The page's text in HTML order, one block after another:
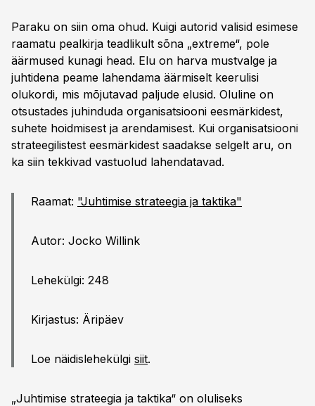
Paraku on siin oma ohud. Kuigi autorid valisid esimese
raamatu pealkirja teadlikult sõna „extreme“, pole
äärmused kunagi head. Elu on harva mustvalge ja
juhtidena peame lahendama äärmiselt keerulisi
olukordi, mis mõjutavad paljude elusid. Oluline on
otsustades juhinduda organisatsiooni eesmärkidest,
suhete hoidmisest ja arendamisest. Kui organisatsiooni
strateegilistest eesmärkidest saadakse selgelt aru, on
ka siin tekkivad vastuolud lahendatavad.
Raamat: "Juhtimise strateegia ja taktika"
Autor: Jocko Willink
Lehekülgi: 248
Kirjastus: Äripäev
Loe näidislehekülgi siit.
„Juhtimise strateegia ja taktika“ on oluliseks